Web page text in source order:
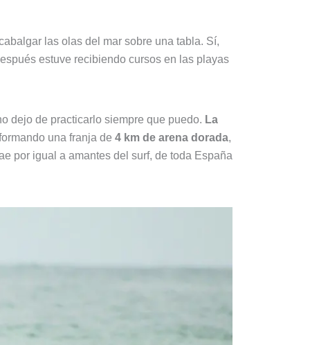
las olas del mar sobre una tabla. Sí,
estuve recibiendo cursos en las playas
dejo de practicarlo siempre que puedo. La
una franja de 4 km de arena dorada,
por igual a amantes del surf, de toda España